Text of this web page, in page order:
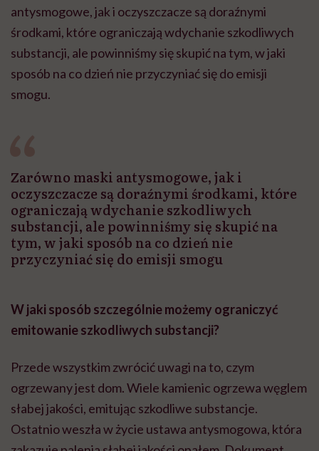
antysmogowe, jak i oczyszczacze są doraźnymi
środkami, które ograniczają wdychanie szkodliwych
substancji, ale powinniśmy się skupić na tym, w jaki
sposób na co dzień nie przyczyniać się do emisji
smogu.
Zarówno maski antysmogowe, jak i
oczyszczacze są doraźnymi środkami, które
ograniczają wdychanie szkodliwych
substancji, ale powinniśmy się skupić na
tym, w jaki sposób na co dzień nie
przyczyniać się do emisji smogu
W jaki sposób szczególnie możemy ograniczyć
emitowanie szkodliwych substancji?
Przede wszystkim zwrócić uwagi na to, czym
ogrzewany jest dom. Wiele kamienic ogrzewa węglem
słabej jakości, emitując szkodliwe substancje.
Ostatnio weszła w życie ustawa antysmogowa, która